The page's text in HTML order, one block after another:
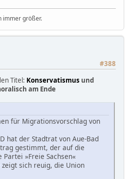
immer größer.
#388
Titel: Konservatismus und
am Ende
für Migrationsvorschlag von
hat der Stadtrat von Aue-Bad
gestimmt, der auf die
»Freie Sachsen«
sich reuig, die Union